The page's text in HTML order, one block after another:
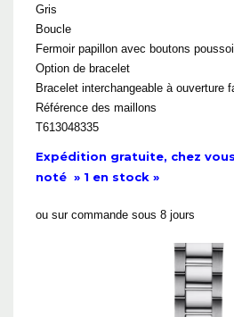
Gris
Boucle
Fermoir papillon avec boutons
Option de bracelet
Bracelet interchangeable à ouverture
Référence des maillons
T613048335
Expédition gratuite, chez
noté » 1 en stock »
ou sur commande sous 8 jours